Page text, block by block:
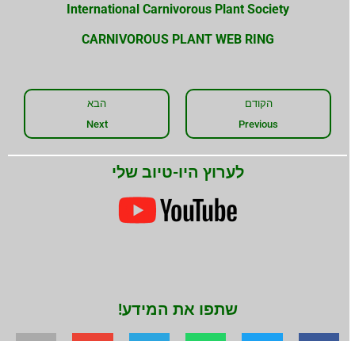
International Carnivorous Plant Society
CARNIVOROUS PLANT WEB RING
לערוץ היו-טיוב שלי
שתפו את המידע!